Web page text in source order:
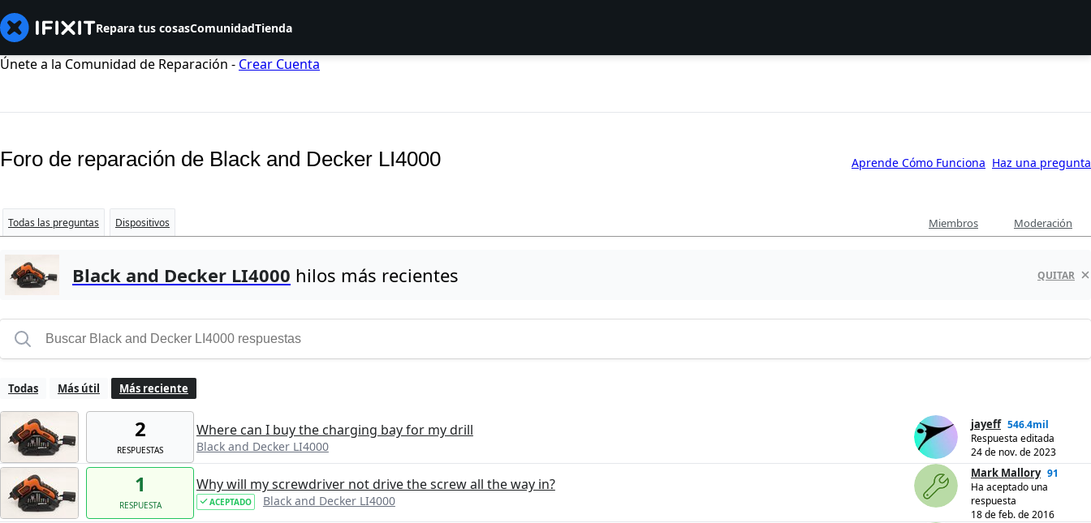
Repara tus cosasComunidadTienda
Únete a la Comunidad de Reparación - Crear Cuenta
Foro de reparación de Black and Decker LI4000 Aprende Cómo Funciona Haz una pregunta
Todas las preguntas Dispositivos Miembros Moderación
Black and Decker LI4000 hilos más recientes QUITAR
Todas Más útil Más reciente
2
RESPUESTAS
Where can I buy the charging bay for my drill
Black and Decker LI4000
jayeff 546.4mil
Respuesta editada
24 de nov. de 2023
1
RESPUESTA
Why will my screwdriver not drive the screw all the way in?
ACEPTADO Black and Decker LI4000
Mark Mallory 91
Ha aceptado una
respuesta
18 de feb. de 2016